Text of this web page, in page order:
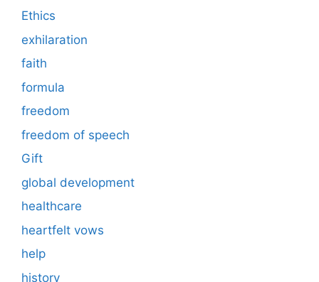
Ethics
exhilaration
faith
formula
freedom
freedom of speech
Gift
global development
healthcare
heartfelt vows
help
history